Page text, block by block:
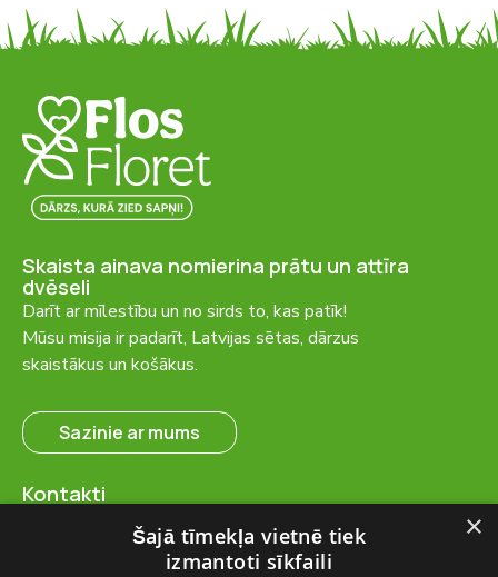
Skaista ainava nomierina prātu un attīra
dvēseli
Darīt ar mīlestību un no sirds to, kas patīk!
Mūsu misija ir padarīt, Latvijas sētas, dārzus
skaistākus un košākus.
Sazinie ar mums
Kontakti
Ventspils nov., Ugāles pag.,
Ugāle, “Salas” – 23, LV-3615
×
Šajā tīmekļa vietnē tiek
izmantoti sīkfaili